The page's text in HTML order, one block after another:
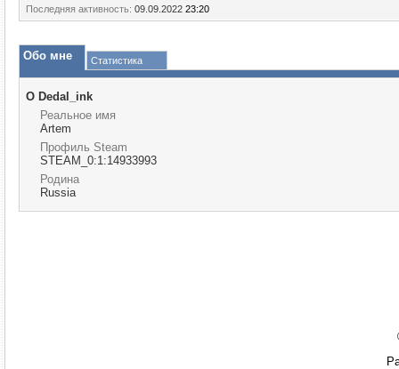
Последняя активность: 09.09.2022 23:20
Обо мне Статистика
О Dedal_ink
Реальное имя
Artem
Профиль Steam
STEAM_0:1:14933993
Родина
Russia